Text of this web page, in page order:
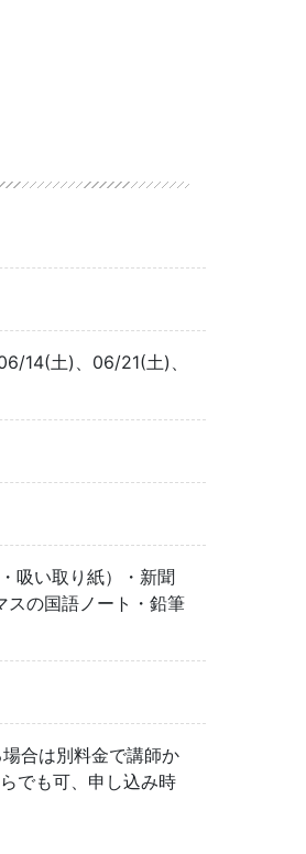
14(土)、06/21(土)、
吸い取り紙）・新聞
の国語ノート・鉛筆
合は別料金で講師か
でも可、申し込み時